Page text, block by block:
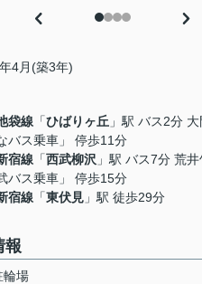
4月(築3年)
袋線 「ひばりヶ丘 」駅 バス2分
バス乗車」 停歩11分
宿線 「西武柳沢 」駅 バス7分 荒
バス乗車」 停歩15分
宿線 「東伏見 」駅 徒歩29分
報
輪場